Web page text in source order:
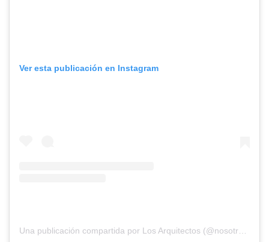
Ver esta publicación en Instagram
Una publicación compartida por Los Arquitectos (@nosotros_los_arquitectos)